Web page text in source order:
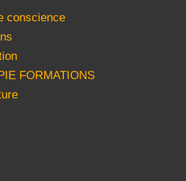
conscience
FORMATIONS